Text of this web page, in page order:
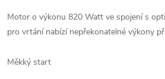
Motor o výkonu 820 Watt ve spojení s
pro vrtání nabízí nepřekonatelné výkony
Měkký start